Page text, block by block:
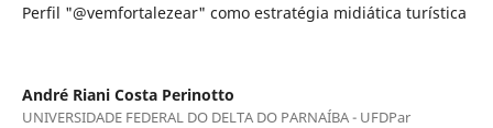
Perfil "@vemfortalezear" como estratégia midiática turística
André Riani Costa Perinotto
UNIVERSIDADE FEDERAL DO DELTA DO PARNAÍBA - UFDPar